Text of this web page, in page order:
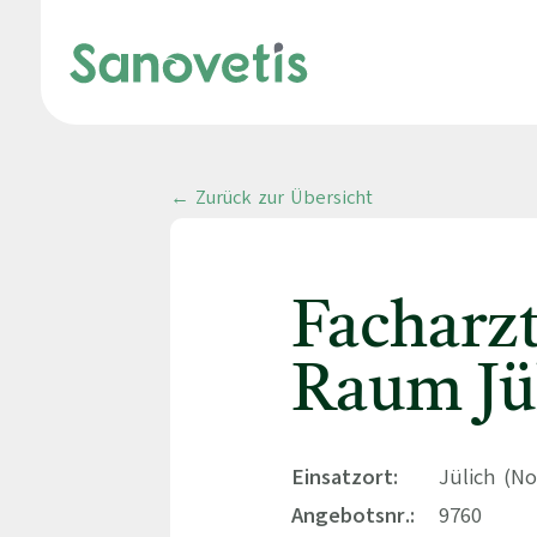
← Zurück zur Übersicht
Raum
Einsatzort:
Jülich
Angebotsnr.:
9760